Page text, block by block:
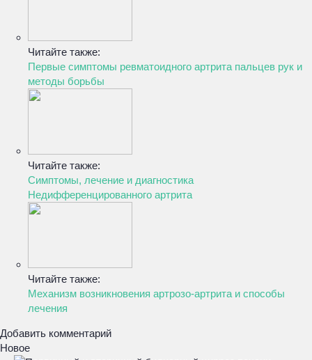
Читайте также:
Первые симптомы ревматоидного артрита пальцев рук и
методы борьбы
Читайте также:
Симптомы, лечение и диагностика
Недифференцированного артрита
Читайте также:
Механизм возникновения артрозо-артрита и способы
лечения
Добавить комментарий
Новое